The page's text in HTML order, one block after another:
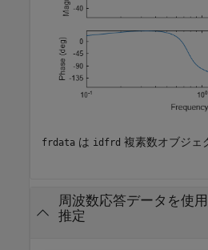
frdata は idfrd 複素数オブジェ
周波数応答データを使
推定